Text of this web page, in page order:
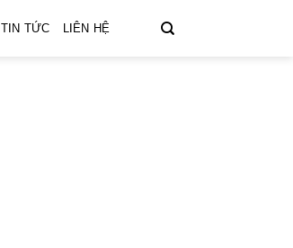
TIN TỨC LIÊN HỆ